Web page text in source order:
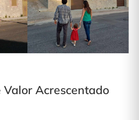
Valor Acrescentado